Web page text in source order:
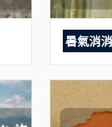
暑氣消